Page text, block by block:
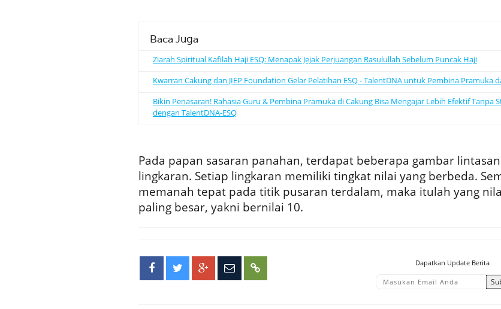
Baca Juga
Ziarah Spiritual Kafilah Haji ESQ: Menapak Jejak Perjuangan Rasulullah Sebelum Puncak Haji
Kwarran Cakung dan JIEP Foundation Gelar Pelatihan ESQ - TalentDNA untuk Pembina Pramuka
Bikin Penasaran! Rahasia Guru & Pembina Pramuka di Cakung Bisa Mengajar Lebih Efektif Tanpa
dengan TalentDNA-ESQ
Pada papan sasaran panahan, terdapat beberapa gambar lintasan
lingkaran. Setiap lingkaran memiliki tingkat nilai yang berbeda.
memanah tepat pada titik pusaran terdalam, maka itulah yang
paling besar, yakni bernilai 10.
Dapatkan Update Berita